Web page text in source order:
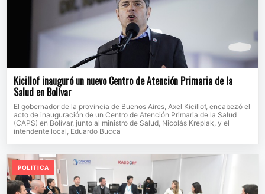
Kicillof inauguró un nuevo Centro de Atención Primaria de la
Salud en Bolívar
El gobernador de la provincia de Buenos Aires, Axel Kicillof, encabezó el
acto de inauguración de un Centro de Atención Primaria de la Salud
(CAPS) en Bolívar, junto al ministro de Salud, Nicolás Kreplak, y el
intendente local, Eduardo Bucca
POLITICA